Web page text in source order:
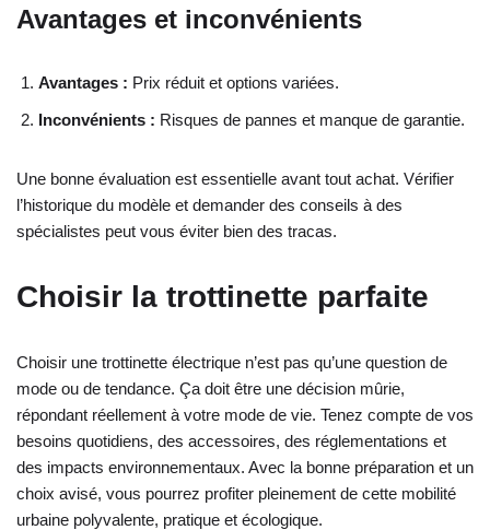
Avantages et inconvénients
Avantages : Prix réduit et options variées.
Inconvénients : Risques de pannes et manque de garantie.
Une bonne évaluation est essentielle avant tout achat. Vérifier
l’historique du modèle et demander des conseils à des
spécialistes peut vous éviter bien des tracas.
Choisir la trottinette parfaite
Choisir une trottinette électrique n’est pas qu’une question de
mode ou de tendance. Ça doit être une décision mûrie,
répondant réellement à votre mode de vie. Tenez compte de vos
besoins quotidiens, des accessoires, des réglementations et
des impacts environnementaux. Avec la bonne préparation et un
choix avisé, vous pourrez profiter pleinement de cette mobilité
urbaine polyvalente, pratique et écologique.